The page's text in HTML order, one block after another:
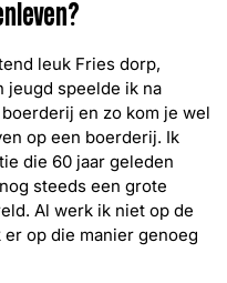
leuk Fries dorp,
jeugd speelde ik na
en zo kom je wel
op een boerderij. Ik
die 60 jaar geleden
steeds een grote
Al werk ik niet op de
op die manier genoeg